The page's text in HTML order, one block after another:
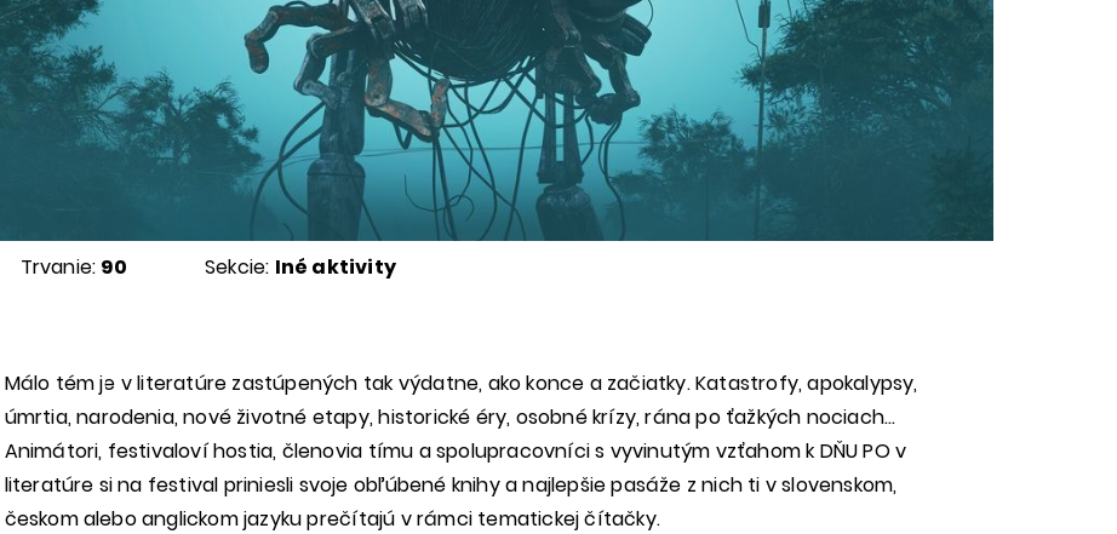
Trvanie: 90 Sekcie: Iné aktivity
Málo tém je v literatúre zastúpených tak výdatne, ako konce a začiatky. Katastrofy, apokalypsy,
úmrtia, narodenia, nové životné etapy, historické éry, osobné krízy, rána po ťažkých nociach…
Animátori, festivaloví hostia, členovia tímu a spolupracovníci s vyvinutým vzťahom k DŇU PO v
literatúre si na festival priniesli svoje obľúbené knihy a najlepšie pasáže z nich ti v slovenskom,
českom alebo anglickom jazyku prečítajú v rámci tematickej čítačky.